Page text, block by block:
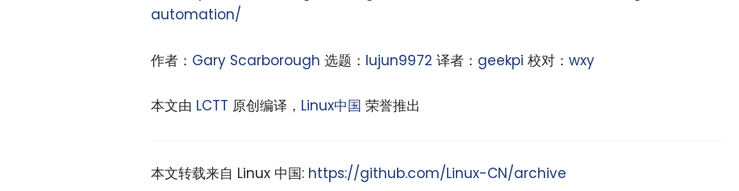
automation/
作者： Gary Scarborough 选题： lujun9972 译者： geekpi 校对： wxy
本文由 LCTT 原创编译， Linux中国 荣誉推出
本文转载来自 Linux 中国: https://github.com/Linux-CN/archive